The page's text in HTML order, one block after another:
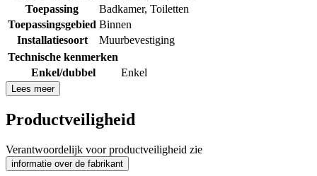
Toepassing
Badkamer, Toiletten
Toepassingsgebied Binnen
Installatiesoort
Muurbevestiging
Technische kenmerken
Enkel/dubbel
Enkel
Lees meer
Productveiligheid
Verantwoordelijk voor productveiligheid zie
informatie over de fabrikant